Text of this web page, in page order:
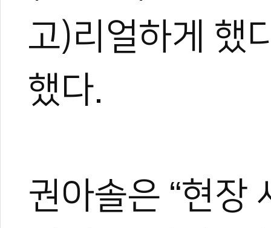
고)리얼하게 했
했다.
권아솔은 “현장